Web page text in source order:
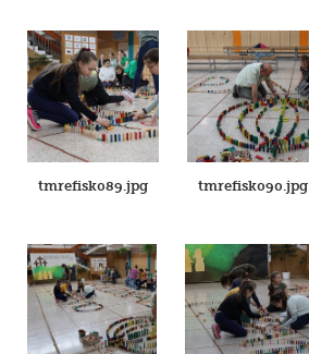
tmrefisk089.jpg tmrefisk090.jpg